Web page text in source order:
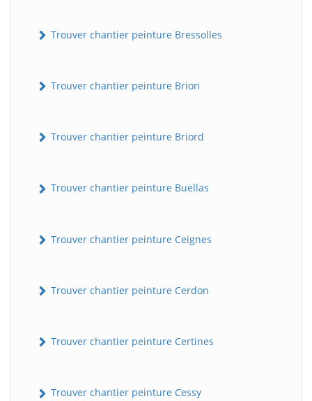
Trouver chantier peinture Bressolles
Trouver chantier peinture Brion
Trouver chantier peinture Briord
Trouver chantier peinture Buellas
Trouver chantier peinture Ceignes
Trouver chantier peinture Cerdon
Trouver chantier peinture Certines
Trouver chantier peinture Cessy